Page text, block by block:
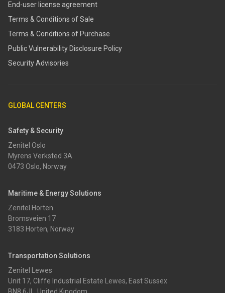
End-user license agreement
Terms & Conditions of Sale
Terms & Conditions of Purchase
​​Public Vulnerability Disclosure Policy​
Security Advisories
GLOBAL CENTERS
Safety & Security
Zenitel Oslo
Myrens Verksted 3A
0473 Oslo, Norway
Maritime & Energy Solutions
Zenitel Horten
Bromsveien 17
3183 Horten, Norway
Transportation Solutions
Zenitel Lewes
Unit 17, Cliffe Industrial Estate Lewes, East Sussex